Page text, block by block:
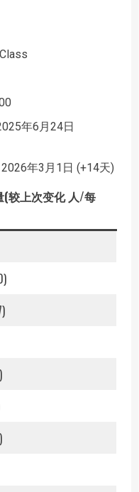
年6月24日
年3月1日 (+14天)
(较上次变化 人/每